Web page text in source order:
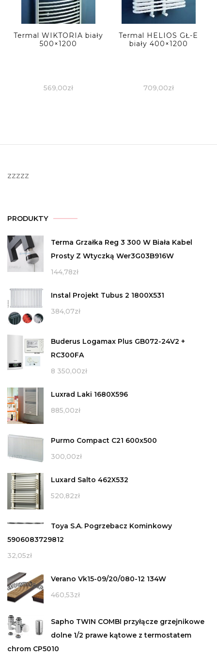
Termal WIKTORIA biały
500×1200
569,00zł
Termal HELIOS GŁ-E
biały 400×1200
709,00zł
zzzzz
PRODUKTY
Terma Grzałka Reg 3 300 W Biała Kabel
Prosty Z Wtyczką Wer3G03B916W
144,78zł
Instal Projekt Tubus 2 1800X531
384,07zł
Buderus Logamax Plus GB072-24V2 +
RC300FA
8 350,00zł
Luxrad Laki 1680X596
885,00zł
Purmo Compact C21 600x500
300,00zł
Luxard Salto 462X532
520,82zł
Toya S.A. Pogrzebacz Kominkowy
5906083729812
32,05zł
Verano Vk15-09/20/080-12 134W
460,53zł
Sapho TWIN COMBI przyłącze grzejnikowe
dolne 1/2 prawe kątowe z termostatem
chrom CP5010